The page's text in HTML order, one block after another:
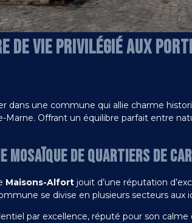
DE VIE PRIVILÉGIÉ AUX
dans une commune qui allie charme
Marne. Offrant un équilibre parfait entre
DE QUARTIERS DE
Maisons-Alfort jouit d’une réputation
se divise en plusieurs secteurs aux
par excellence, réputé pour son calme